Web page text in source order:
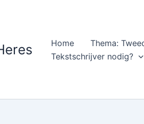
Home Thema:
Tekstschrijver nodig?